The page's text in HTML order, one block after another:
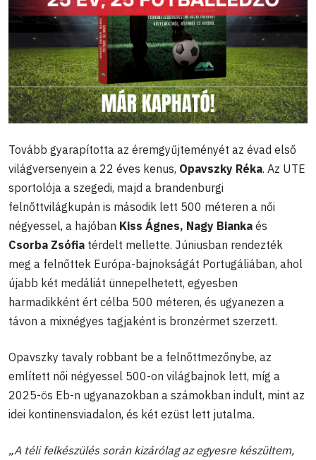
Tovább gyarapította az éremgyűjteményét az évad első
világversenyein a 22 éves kenus, Opavszky Réka. Az UTE
sportolója a szegedi, majd a brandenburgi
felnőttvilágkupán is második lett 500 méteren a női
négyessel, a hajóban Kiss Ágnes, Nagy Bianka és
Csorba Zsófia térdelt mellette. Júniusban rendezték
meg a felnőttek Európa-bajnokságát Portugáliában, ahol
újabb két medáliát ünnepelhetett, egyesben
harmadikként ért célba 500 méteren, és ugyanezen a
távon a mixnégyes tagjaként is bronzérmet szerzett.
Opavszky tavaly robbant be a felnőttmezőnybe, az
említett női négyessel 500-on világbajnok lett, míg a
2025-ös Eb-n ugyanazokban a számokban indult, mint az
idei kontinensviadalon, és két ezüst lett jutalma.
„A téli felkészülés során kizárólag az egyesre készültem,